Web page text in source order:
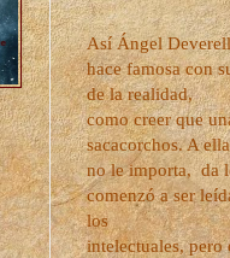
Así Ángel
hace famosa con
de la realidad,
como creer que
sacacorchos. A
no le importa, da
comenzó a ser
los
intelectuales, pero